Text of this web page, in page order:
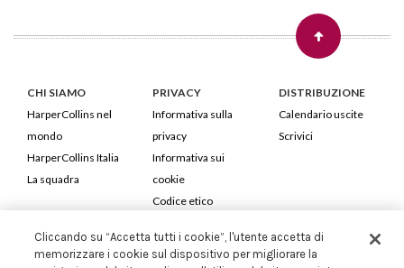
CHI SIAMO
HarperCollins nel
mondo
HarperCollins Italia
La squadra
PRIVACY
Informativa sulla
privacy
Informativa sui
cookie
Codice etico
DISTRIBUZIONE
Calendario uscite
Scrivici
HarperCollins Italia S.p.A. Viale Monte Nero, 84 - 20135 Milano
Cliccando su “Accetta tutti i cookie”, l'utente accetta di
memorizzare i cookie sul dispositivo per migliorare la